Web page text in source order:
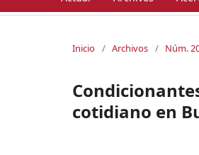
Inicio / Archivos / Núm.
cotidiano en